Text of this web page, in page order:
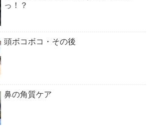
っ！？
頭ボコボコ・その後
鼻の角質ケア